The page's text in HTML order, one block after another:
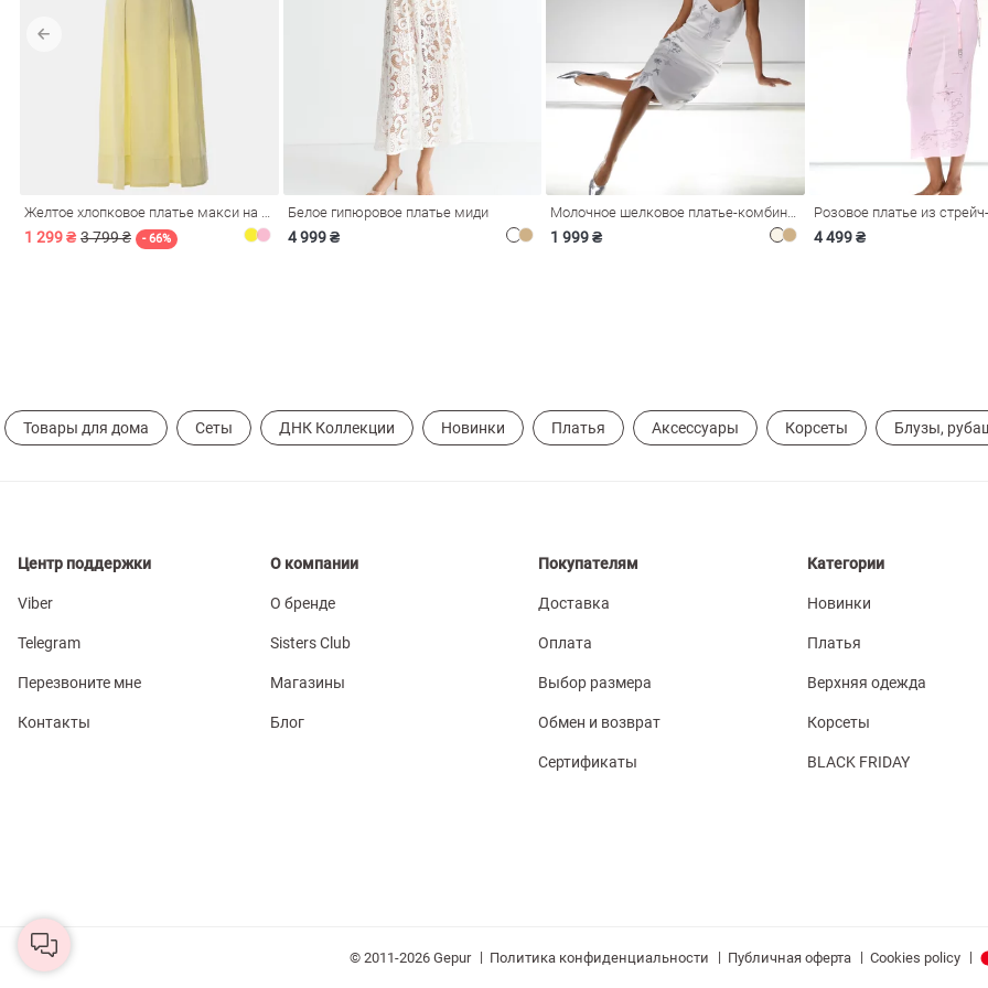
1 299 ₴ 3 799 ₴ - 66%
Белое гипюровое платье миди
4 999 ₴ 1 999 ₴ 4 499 ₴
Товары для дома Сеты ДНК Коллекции Новинки Платья Аксессуары Корсеты Блузы,
Центр поддержки
Viber
Telegram
Перезвоните мне
Контакты
О компании
О бренде
Sisters Club
Магазины
Блог
Покупателям
Доставка
Оплата
Выбор размера
Обмен и возврат
Сертификаты
Категории
Новинки
Платья
Верхняя одежда
Корсеты
BLACK FRIDAY
© 2011-2026 Gepur | Политика конфиденциальности | Публичная оферта | Cookies policy |